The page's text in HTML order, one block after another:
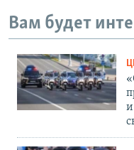
Вам будет
и